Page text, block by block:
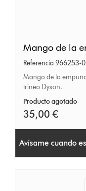
de
la
empuñadura
Mango de la
Referencia 966253-
Mango de la
trineo Dyson.
Producto agotado
35,00 €
Avísame cuando